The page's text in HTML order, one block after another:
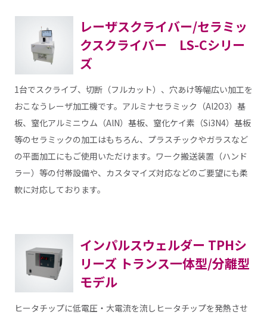
レーザスクライバー/セラミッ
クスクライバー LS-Cシリー
ズ
1台でスクライブ、切断（フルカット）、穴あけ等幅広い加工を
おこなうレーザ加工機です。アルミナセラミック（Al2O3）基
板、窒化アルミニウム（AlN）基板、窒化ケイ素（Si3N4）基板
等のセラミックの加工はもちろん、プラスチックやガラスなど
の平面加工にもご使用いただけます。ワーク搬送装置（ハンド
ラー）等の付帯設備や、カスタマイズ対応などのご要望にも柔
軟に対応しております。
インパルスウェルダー TPHシ
リーズ トランス一体型/分離型
モデル
ヒータチップに低電圧・大電流を流しヒータチップを発熱させ